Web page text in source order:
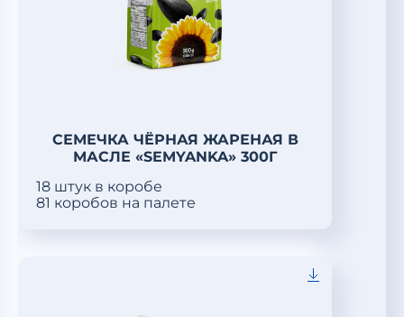
СЕМЕЧКА ЧЁРНАЯ ЖАРЕНАЯ В
МАСЛЕ «SEMYANKA» 300Г
18 штук в коробе
81 коробов на палете